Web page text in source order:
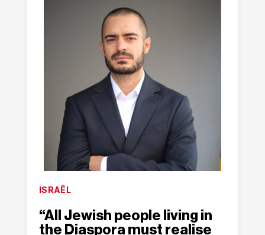
ISRAËL
“All Jewish people living in
the Diaspora must realise